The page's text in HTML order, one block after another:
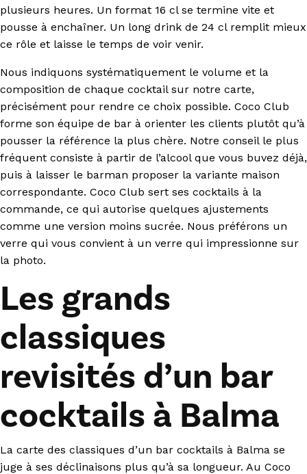
plusieurs heures. Un format 16 cl se termine vite et
pousse à enchaîner. Un long drink de 24 cl remplit mieux
ce rôle et laisse le temps de voir venir.
Nous indiquons systématiquement le volume et la
composition de chaque cocktail sur notre carte,
précisément pour rendre ce choix possible. Coco Club
forme son équipe de bar à orienter les clients plutôt qu’à
pousser la référence la plus chère. Notre conseil le plus
fréquent consiste à partir de l’alcool que vous buvez déjà,
puis à laisser le barman proposer la variante maison
correspondante. Coco Club sert ses cocktails à la
commande, ce qui autorise quelques ajustements
comme une version moins sucrée. Nous préférons un
verre qui vous convient à un verre qui impressionne sur
la photo.
Les grands
classiques
revisités d’un bar
cocktails à Balma
La carte des classiques d’un bar cocktails à Balma se
juge à ses déclinaisons plus qu’à sa longueur. Au Coco